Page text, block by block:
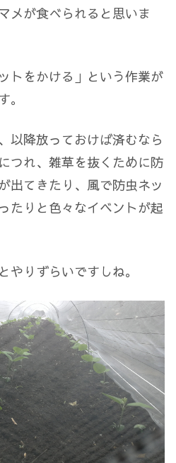
メが食べられると思いま
トをかける」という作業が
以降放っておけば済むなら
つれ、雑草を抜くために防
出てきたり、風で防虫ネッ
たりと色々なイベントが起
やりずらいですしね。